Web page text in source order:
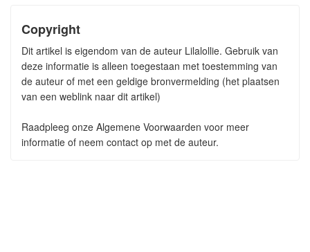
Copyright
Dit artikel is eigendom van de auteur Lilalollie. Gebruik van
deze informatie is alleen toegestaan met toestemming van
de auteur of met een geldige bronvermelding (het plaatsen
van een weblink naar dit artikel)
Raadpleeg onze Algemene Voorwaarden voor meer
informatie of neem contact op met de auteur.